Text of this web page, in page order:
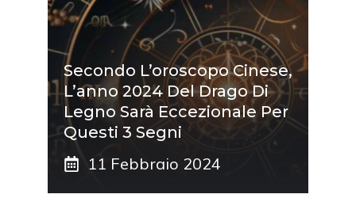
Secondo L’oroscopo Cinese,
L’anno 2024 Del Drago Di
Legno Sarà Eccezionale Per
Questi 3 Segni
11 Febbraio 2024